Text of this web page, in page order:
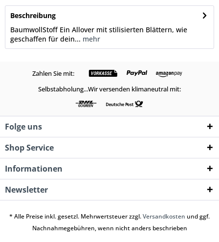
Beschreibung
BaumwollStoff Ein Allover mit stilisierten Blättern, wie
geschaffen für dein... mehr
Zahlen Sie mit:
Selbstabholung...Wir versenden klimaneutral mit:
Folge uns
Shop Service
Informationen
Newsletter
* Alle Preise inkl. gesetzl. Mehrwertsteuer zzgl.Versandkosten und ggf.
Nachnahmegebühren, wenn nicht anders beschrieben